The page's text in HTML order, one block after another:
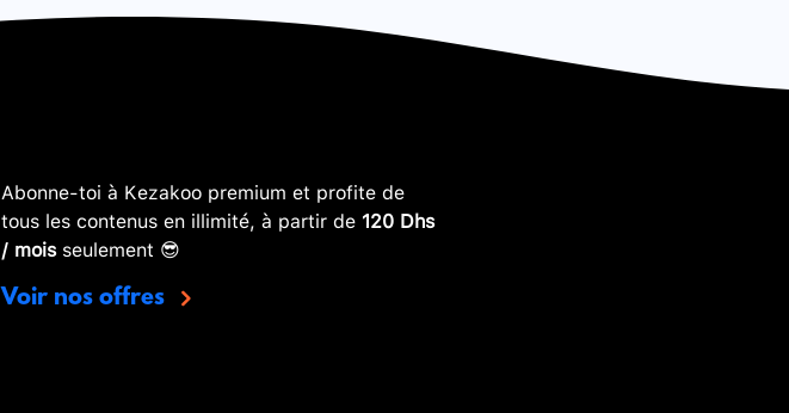
Abonne-toi à Kezakoo premium et profite de
tous les contenus en illimité, à partir de 120 Dhs
/ moisseulement 😎
Voir nos offres